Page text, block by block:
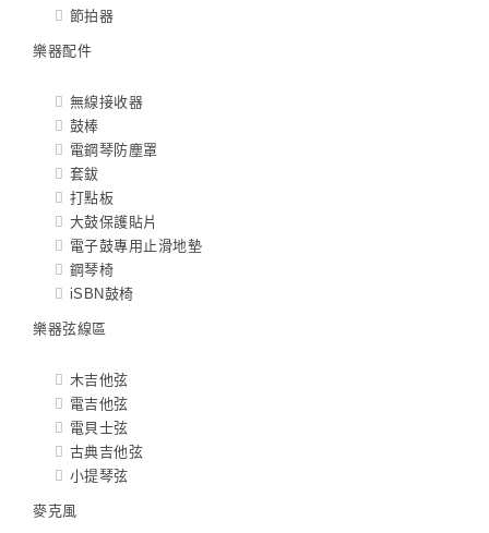
節拍器
樂器配件
無線接收器
鼓棒
電鋼琴防塵罩
套鈸
打點板
大鼓保護貼片
電子鼓專用止滑地墊
鋼琴椅
iSBN鼓椅
樂器弦線區
木吉他弦
電吉他弦
電貝士弦
古典吉他弦
小提琴弦
麥克風